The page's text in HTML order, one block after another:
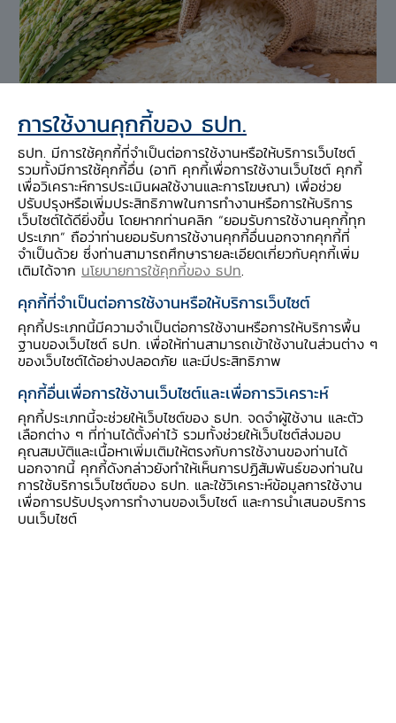
ภาวะเศรษฐกิจและการเงินภาคเหนือเดือน
มิถุนายน 2569
ขยายตัวจากเดือนก่อน ตามการบริโภคกาคเอกชนที่
ขยายตัวจากมาตรการภาครัฐ และความเชื่อมั่นที่ปรับ
ดีขึ้นจากสถานการณ์ราคาพลังงานที่คลี่คลาย รวม
ทั้งการใช้จ่ายภาครัฐขยายตัว อย่างไรก็ตาม ภาคการ
ท่องเที่ยวหดตัวจากกลุ่มชาวไทยจากค่าใช้จ่ายเดิน
ทางที่เพิ่มขึ้น ชาวต่างชาติลดลงหลังเร่งไปในเดือน
ก่อน รายได้เกษตรกรหดตัวจากด้านราคาและผลผลิต
การลงทุนภาคเอกชนลดลงจากหมวดการก่อสร้าง
ส่วนหมวดเครื่องจักรและอุปกรณ์ปรับดีขึ้นเล็กน้อย
การใช้งานคุกกี้ของ ธปท.
ธปท. มีการใช้คุกกี้ที่จำเป็นต่อการใช้งานหรือให้บริการเว็บไซต์
รวมทั้งมีการใช้คุกกี้อื่น (อาทิ คุกกี้เพื่อการใช้งานเว็บไซต์ คุกกี้
เพื่อวิเคราะห์การประเมินผลใช้งานและการโฆษณา) เพื่อช่วย
ปรับปรุงหรือเพิ่มประสิทธิภาพในการทำงานหรือการให้บริการ
เว็บไซต์ได้ดียิ่งขึ้น โดยหากท่านคลิก “ยอมรับการใช้งานคุกกี้ทุก
ประเภท” ถือว่าท่านยอมรับการใช้งานคุกกี้อื่นนอกจากคุกกี้ที่
จำเป็นด้วย ซึ่งท่านสามารถศึกษารายละเอียดเกี่ยวกับคุกกี้เพิ่ม
เติมได้จาก นโยบายการใช้คุกกี้ของ ธปท.
คุกกี้ที่จำเป็นต่อการใช้งานหรือให้บริการเว็บไซต์
คุกกี้ประเภทนี้มีความจำเป็นต่อการใช้งานหรือการให้บริการพื้น
ฐานของเว็บไซต์ ธปท. เพื่อให้ท่านสามารถเข้าใช้งานในส่วนต่าง ๆ
ของเว็บไซต์ได้อย่างปลอดภัย และมีประสิทธิภาพ
คุกกี้อื่นเพื่อการใช้งานเว็บไซต์และเพื่อการวิเคราะห์
คุกกี้ประเภทนี้จะช่วยให้เว็บไซต์ของ ธปท. จดจำผู้ใช้งาน และตัว
เลือกต่าง ๆ ที่ท่านได้ตั้งค่าไว้ รวมทั้งช่วยให้เว็บไซต์ส่งมอบ
คุณสมบัติและเนื้อหาเพิ่มเติมให้ตรงกับการใช้งานของท่านได้
นอกจากนี้ คุกกี้ดังกล่าวยังทำให้เห็นการปฏิสัมพันธ์ของท่านใน
การใช้บริการเว็บไซต์ของ ธปท. และใช้วิเคราะห์ข้อมูลการใช้งาน
เพื่อการปรับปรุงการทำงานของเว็บไซต์ และการนำเสนอบริการ
บนเว็บไซต์